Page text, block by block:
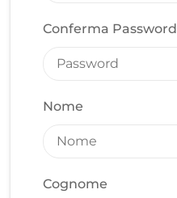
Conferma Password
Nome
Cognome